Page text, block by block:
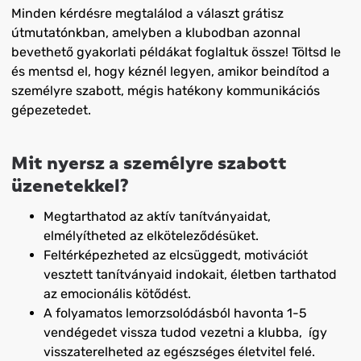
Minden kérdésre megtalálod a választ grátisz
útmutatónkban, amelyben a klubodban azonnal
bevethető gyakorlati példákat foglaltuk össze! Töltsd le
és mentsd el, hogy kéznél legyen, amikor beindítod a
személyre szabott, mégis hatékony kommunikációs
gépezetedet.
Mit nyersz a személyre szabott
üzenetekkel?
Megtarthatod az aktív tanítványaidat,
elmélyítheted az elköteleződésüket.
Feltérképezheted az elcsüggedt, motivációt
vesztett tanítványaid indokait, életben tarthatod
az emocionális kötődést.
A folyamatos lemorzsolódásból havonta 1-5
vendégedet vissza tudod vezetni a klubba, így
visszaterelheted az egészséges életvitel felé.